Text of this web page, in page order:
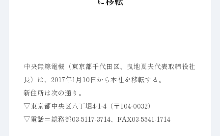
中央無線電機（東京都千代田区、曳地夏夫代表取締役社
長）は、2017年1月10日から本社を移転する。
新住所は次の通り。
▽東京都中央区八丁堀4-1-4（〒104-0032）
▽電話＝総務部03-5117-3714、FAX03-5541-1714